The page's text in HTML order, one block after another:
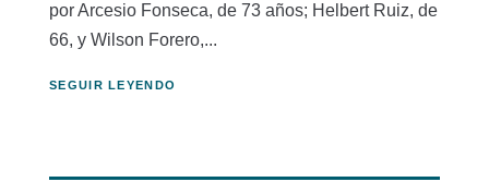
por Arcesio Fonseca, de 73 años; Helbert Ruiz, de
66, y Wilson Forero,...
SEGUIR LEYENDO